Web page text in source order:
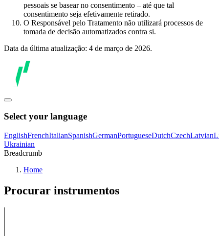
pessoais se basear no consentimento – até que tal
consentimento seja efetivamente retirado.
O Responsável pelo Tratamento não utilizará processos de
tomada de decisão automatizados contra si.
Data da última atualização: 4 de março de 2026.
Select your language
EnglishFrenchItalianSpanishGermanPortugueseDutchCzechLatvian
Ukrainian
Breadcrumb
Home
Procurar instrumentos